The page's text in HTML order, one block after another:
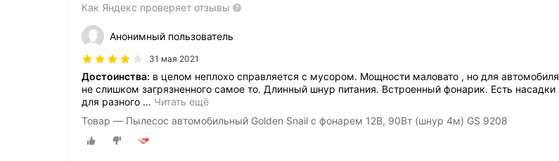
Как Яндекс проверяет отзывы
Анонимный пользователь
31 мая 2021
Достоинства: в целом неплохо справляется с мусором. Мощности маловато , но для автомобиля
не слишком загрязненного самое то. Длинный шнур питания. Встроенный фонарик. Есть насадки
для разного … Читать ещё
Товар — Пылесос автомобильный Golden Snail с фонарем 12В, 90Вт (шнур 4м) GS 9208